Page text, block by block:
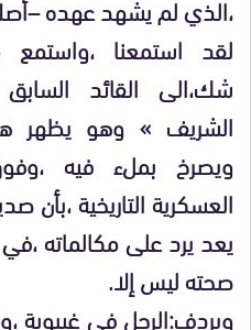
،الذي لم يشهد عهده
لقد استمعنا
شك،الى القائد
الشريف » وهو يظهر
ويصرخ بملء فيه
العسكرية التاريخية ،بأن
يعد يرد على مكالماته
صحته ليس إلا.
ويردف:الرجل في غيبوبة